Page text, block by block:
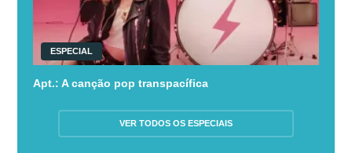
ESPECIAL
Apt.: A canção pop transpacífica
VER TODOS OS ESPECIAIS